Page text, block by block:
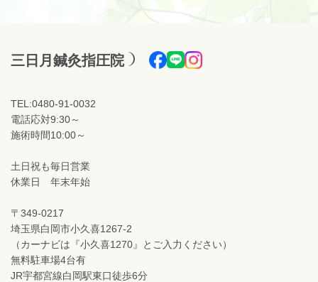
三日月鍼灸指圧院
TEL:0480-91-0032
電話応対9:30～
施術時間10:00～
土日祝も毎日営業
休業日 年末年始
〒349-0217
埼玉県白岡市小久喜1267-2
（カーナビは『小久喜1270』とご入力ください）
無料駐車場4台有
JR宇都宮線白岡駅東口徒歩6分